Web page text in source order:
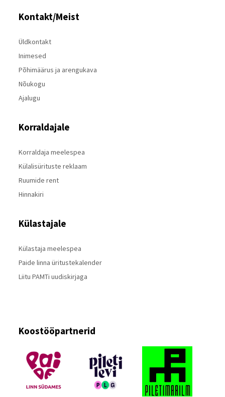
Kontakt/Meist
Üldkontakt
Inimesed
Põhimäärus ja arengukava
Nõukogu
Ajalugu
Korraldajale
Korraldaja meelespea
Külalisürituste reklaam
Ruumide rent
Hinnakiri
Külastajale
Külastaja meelespea
Paide linna üritustekalender
Liitu PAMTi uudiskirjaga
Koostööpartnerid